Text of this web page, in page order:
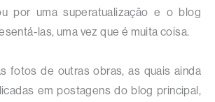
por uma superatualização e o blog
las, uma vez que é muita coisa.
fotos de outras obras, as quais ainda
em postagens do blog principal,